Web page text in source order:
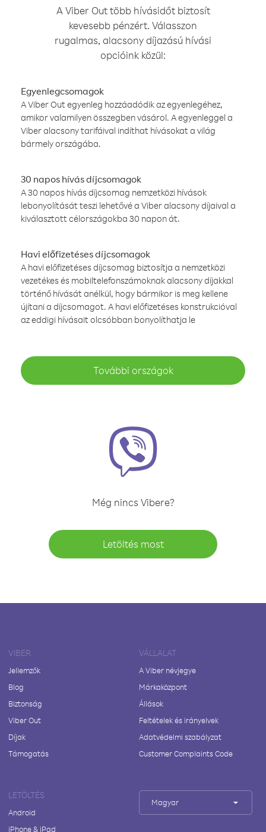
A Viber Out több hívásidőt biztosít
kevesebb pénzért. Válasszon
rugalmas, alacsony díjazású hívási
opcióink közül:
Egyenlegcsomagok
A Viber Out egyenleg hozzáadódik az egyenlegéhez,
amikor valamilyen összegben vásárol. A egyenleggel a
Viber alacsony tarifáival indíthat hívásokat a világ
bármely országába.
30 napos hívás díjcsomagok
A 30 napos hívás díjcsomag nemzetközi hívások
lebonyolítását teszi lehetővé a Viber alacsony díjaival a
kiválasztott célországokba 30 napon át.
Havi előfizetéses díjcsomagok
A havi előfizetéses díjcsomag biztosítja a nemzetközi
vezetékes és mobiltelefonszámoknak alacsony díjakkal
történő hívását anélkül, hogy bármikor is meg kellene
újítani a díjcsomagot. A havi előfizetéses konstrukcióval
az eddigi hívásait olcsóbban bonyolíthatja le
További országok
Még nincs Vibere?
Letöltés most
VIBER
Jellemzők
Blog
Biztonság
Viber Out
Díjak
Támogatás
VÁLLALAT
A Viber névjegye
Márkaközpont
Állások
Feltételek és irányelvek
Adatvédelmi szabályzat
Customer Complaints Code
LETÖLTÉS
Android
iPhone & iPad
Magyar